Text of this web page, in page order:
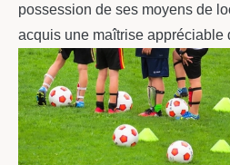
possession de ses moyens de
acquis une maîtrise appréciable